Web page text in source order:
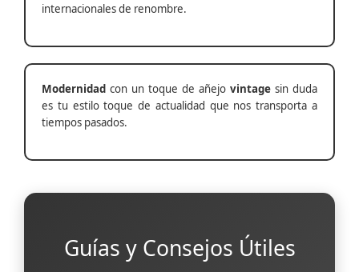
internacionales de renombre.
Modernidad con un toque de añejo vintage sin duda
es tu estilo toque de actualidad que nos transporta a
tiempos pasados.
Guías y Consejos Útiles